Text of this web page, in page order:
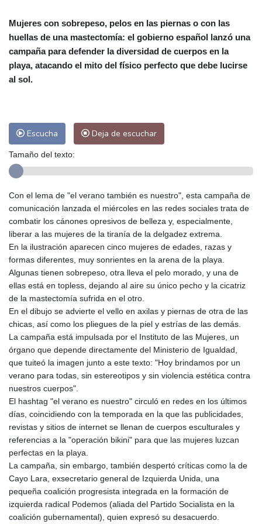
Málaga
29 °C Murcia
29 °C
Las Palmas de Gran Canaria
27 °C
Ibiza
29 °C Buenos Aires
5 °C
Mujeres con sobrepeso, pelos en las piernas o con las
huellas de una mastectomía: el gobierno español lanzó una
campaña para defender la diversidad de cuerpos en la
playa, atacando el mito del físico perfecto que debe lucirse
al sol.
Escucha Deja de escuchar
Tamaño del texto:
Con el lema de "el verano también es nuestro", esta campaña de
comunicación lanzada el miércoles en las redes sociales trata de
combatir los cánones opresivos de belleza y, especialmente,
liberar a las mujeres de la tiranía de la delgadez extrema.
En la ilustración aparecen cinco mujeres de edades, razas y
formas diferentes, muy sonrientes en la arena de la playa.
Algunas tienen sobrepeso, otra lleva el pelo morado, y una de
ellas está en topless, dejando al aire su único pecho y la cicatriz
de la mastectomía sufrida en el otro.
En el dibujo se advierte el vello en axilas y piernas de otra de las
chicas, así como los pliegues de la piel y estrías de las demás.
La campaña está impulsada por el Instituto de las Mujeres, un
órgano que depende directamente del Ministerio de Igualdad,
que tuiteó la imagen junto a este texto: "Hoy brindamos por un
verano para todas, sin estereotipos y sin violencia estética contra
nuestros cuerpos".
El hashtag "el verano es nuestro" circuló en redes en los últimos
días, coincidiendo con la temporada en la que las publicidades,
revistas y sitios de internet se llenan de cuerpos esculturales y
referencias a la "operación bikini" para que las mujeres luzcan
perfectas en la playa.
La campaña, sin embargo, también despertó críticas como la de
Cayo Lara, exsecretario general de Izquierda Unida, una
pequeña coalición progresista integrada en la formación de
izquierda radical Podemos (aliada del Partido Socialista en la
coalición gubernamental), quien expresó su desacuerdo.